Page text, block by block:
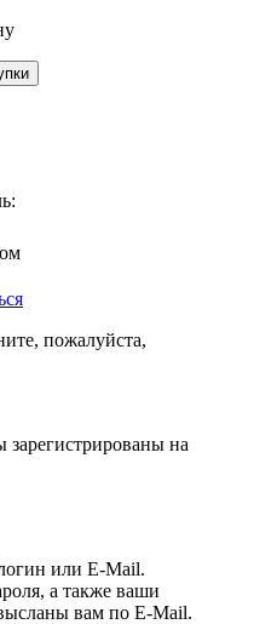
пожалуйста,
на
или E-Mail.
а также ваши
вам по E-Mail.